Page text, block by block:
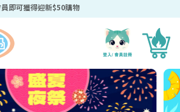
即可獲得迎新$50購物優惠碼！